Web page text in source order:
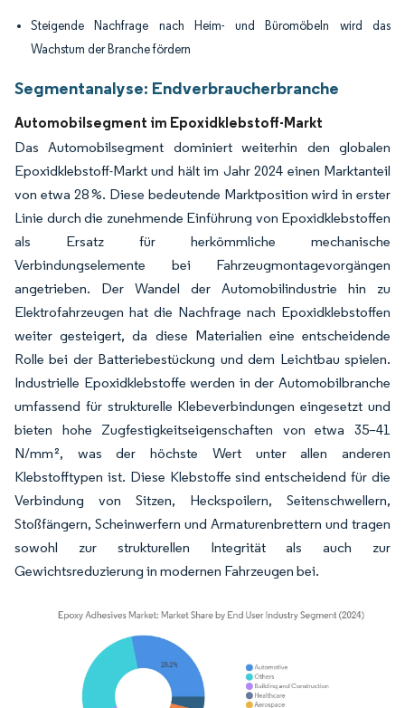
Steigende Nachfrage nach Heim- und Büromöbeln wird das
Wachstum der Branche fördern
Segmentanalyse: Endverbraucherbranche
Automobilsegment im Epoxidklebstoff-Markt
Das Automobilsegment dominiert weiterhin den globalen
Epoxidklebstoff-Markt und hält im Jahr 2024 einen Marktanteil
von etwa 28 %. Diese bedeutende Marktposition wird in erster
Linie durch die zunehmende Einführung von Epoxidklebstoffen
als Ersatz für herkömmliche mechanische
Verbindungselemente bei Fahrzeugmontagevorgängen
angetrieben. Der Wandel der Automobilindustrie hin zu
Elektrofahrzeugen hat die Nachfrage nach Epoxidklebstoffen
weiter gesteigert, da diese Materialien eine entscheidende
Rolle bei der Batteriebestückung und dem Leichtbau spielen.
Industrielle Epoxidklebstoffe werden in der Automobilbranche
umfassend für strukturelle Klebeverbindungen eingesetzt und
bieten hohe Zugfestigkeitseigenschaften von etwa 35–41
N/mm², was der höchste Wert unter allen anderen
Klebstofftypen ist. Diese Klebstoffe sind entscheidend für die
Verbindung von Sitzen, Heckspoilern, Seitenschwellern,
Stoßfängern, Scheinwerfern und Armaturenbrettern und tragen
sowohl zur strukturellen Integrität als auch zur
Gewichtsreduzierung in modernen Fahrzeugen bei.